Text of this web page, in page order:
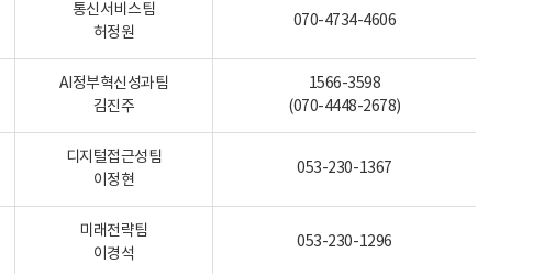
통신서비스팀
허정원
070-4734-4606
AI정부혁신성과팀
김진주
1566-3598
(070-4448-2678)
디지털접근성팀
이정현
053-230-1367
미래전략팀
이경석
053-230-1296